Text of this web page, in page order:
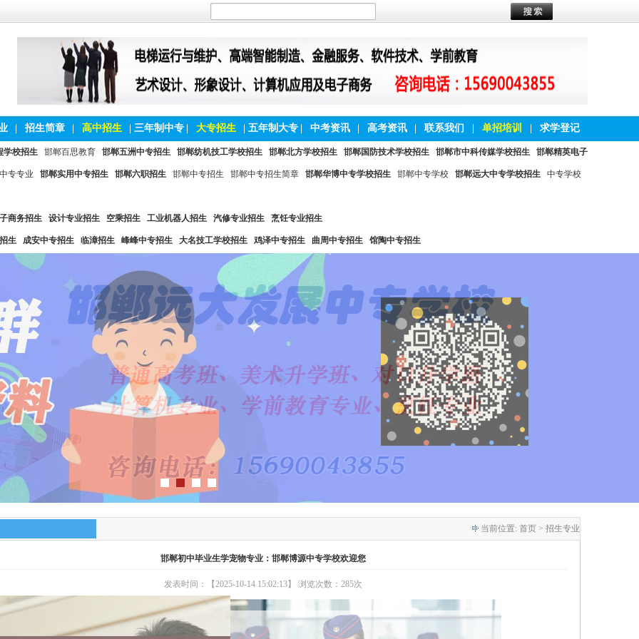
招生简章 高中招生 三年制中专 大专招生 五年制大专 中考资讯 高考资讯 联系我们 单招培训 求学登记
学校招生 邯郸百思教育 邯郸五洲中专招生 邯郸纺机技工学校招生 邯郸北方学校招生 邯郸国防技术学校招生 邯郸市中科传媒学校招生 邯郸精英电子
专专业 邯郸实用中专招生 邯郸六职招生 邯郸中专招生 邯郸中专招生简章 邯郸华博中专学校招生 邯郸中专学校 邯郸远大中专学校招生 中专学校
商务招生 设计专业招生 空乘招生 工业机器人招生 汽修专业招生 烹饪专业招生
生 成安中专招生 临漳招生 峰峰中专招生 大名技工学校招生 鸡泽中专招生 曲周中专招生 馆陶中专招生
当前位置: 首页 > 招生专业
邯郸初中毕业生学宠物专业：邯郸博源中专学校欢迎您
发表时间：【2025-10-14 15:02:13】 浏览次数：285次